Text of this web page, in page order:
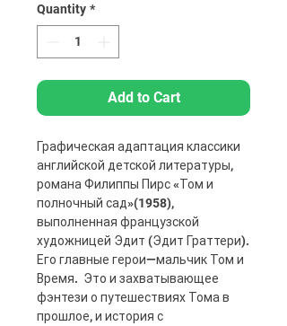
Quantity *
Add to Cart
Графическая адаптация классики
английской детской литературы,
романа Филиппы Пирс «Том и
полночный сад»(1958),
выполненная французской
художницей Эдит (Эдит Граттери).
Его главные герои—мальчик Том и
Время. Это и захватывающее
фэнтези о путешествиях Тома в
прошлое, и история с